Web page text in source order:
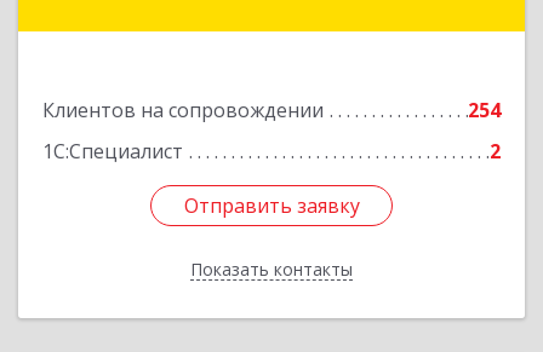
Клиентов на сопровождении
254
1С:Специалист
2
Отправить заявку
Показать контакты
Отправить заявку
Назад